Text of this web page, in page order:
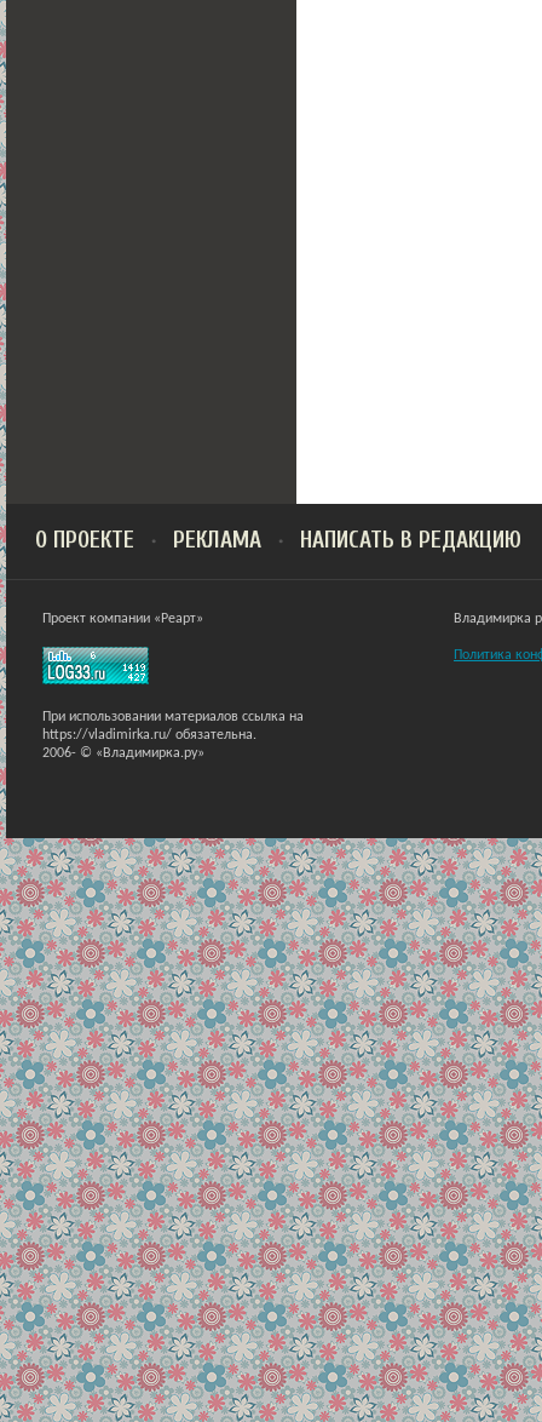
О ПРОЕКТЕ РЕКЛАМА НАПИСАТЬ В РЕДАКЦИЮ
Проект компании «Реарт»
При использовании материалов ссылка на
https://vladimirka.ru/ обязательна.
2006- © «Владимирка.ру»
Владимирка
Политика